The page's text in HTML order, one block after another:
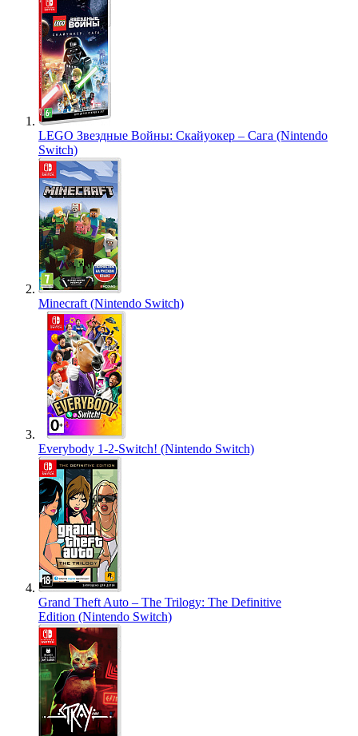
LEGO Звездные Войны: Скайуокер – Сага (Nintendo
Switch)
Minecraft (Nintendo Switch)
Everybody 1-2-Switch! (Nintendo Switch)
Grand Theft Auto – The Trilogy: The Definitive
Edition (Nintendo Switch)